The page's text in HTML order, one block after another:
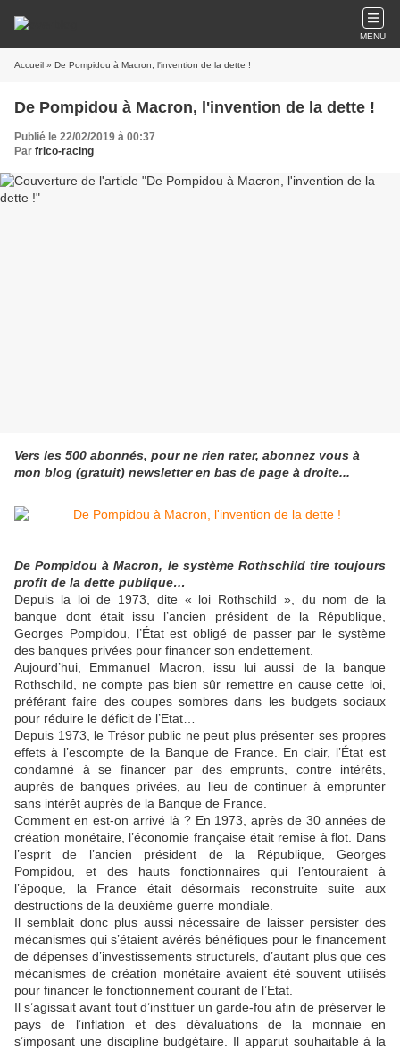
MENU
Accueil » De Pompidou à Macron, l'invention de la dette !
De Pompidou à Macron, l'invention de la dette !
Publié le 22/02/2019 à 00:37
Par frico-racing
Vers les 500 abonnés, pour ne rien rater, abonnez vous à
mon blog (gratuit) newsletter en bas de page à droite...
De Pompidou à Macron, le système Rothschild tire toujours
profit de la dette publique…
Depuis la loi de 1973, dite « loi Rothschild », du nom de la
banque dont était issu l’ancien président de la République,
Georges Pompidou, l’État est obligé de passer par le système
des banques privées pour financer son endettement.
Aujourd’hui, Emmanuel Macron, issu lui aussi de la banque
Rothschild, ne compte pas bien sûr remettre en cause cette loi,
préférant faire des coupes sombres dans les budgets sociaux
pour réduire le déficit de l’Etat…
Depuis 1973, le Trésor public ne peut plus présenter ses propres
effets à l’escompte de la Banque de France. En clair, l’État est
condamné à se financer par des emprunts, contre intérêts,
auprès de banques privées, au lieu de continuer à emprunter
sans intérêt auprès de la Banque de France.
Comment en est-on arrivé là ? En 1973, après de 30 années de
création monétaire, l’économie française était remise à flot. Dans
l’esprit de l’ancien président de la République, Georges
Pompidou, et des hauts fonctionnaires qui l’entouraient à
l’époque, la France était désormais reconstruite suite aux
destructions de la deuxième guerre mondiale.
Il semblait donc plus aussi nécessaire de laisser persister des
mécanismes qui s’étaient avérés bénéfiques pour le financement
de dépenses d’investissements structurels, d’autant plus que ces
mécanismes de création monétaire avaient été souvent utilisés
pour financer le fonctionnement courant de l’Etat.
Il s’agissait avant tout d’instituer un garde-fou afin de préserver le
pays de l’inflation et des dévaluations de la monnaie en
s’imposant une discipline budgétaire. Il apparut souhaitable à la